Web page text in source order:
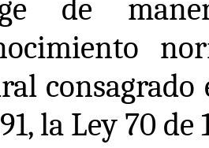
de
la Ley 70 de